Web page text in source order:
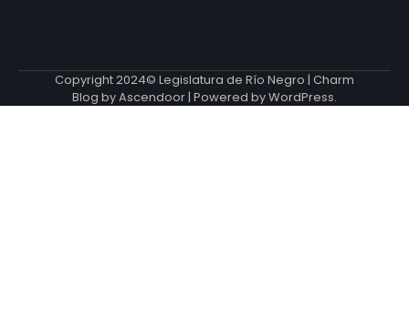
Copyright 2024© Legislatura de Río Negro | Charm
Blog byAscendoor | Powered byWordPress.